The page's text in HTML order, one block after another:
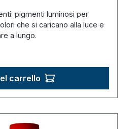
pigmenti luminosi per
che si caricano alla luce e
a lungo.
carrello